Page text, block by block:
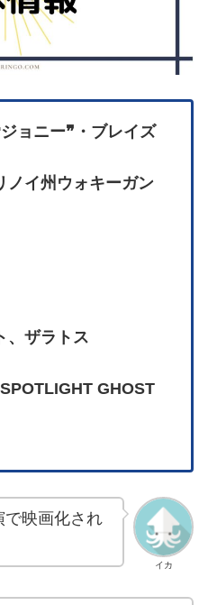
ョニー❞・ブレイズ
イ州ウォキーガン
、ザラトス
GHOST
イカ
で映画化され